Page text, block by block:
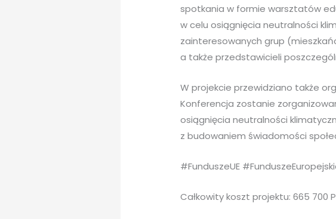
spotkania w formie warsztatów
w celu osiągnięcia neutralności
zainteresowanych grup
a także przedstawicieli
W projekcie przewidziano także
Konferencja zostanie
osiągnięcia neutralności
z budowaniem świadomości
#FunduszeUE
Całkowity koszt projektu: 665 700